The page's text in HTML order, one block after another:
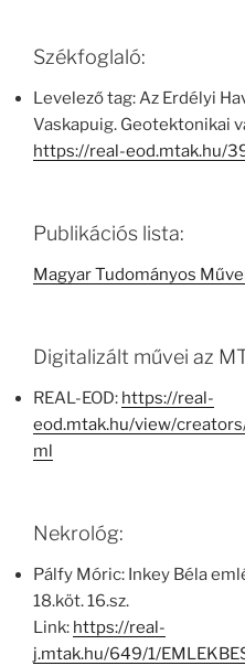
Székfoglaló:
Levelező tag: Az Erdélyi
Vaskapuig. Geotektonikai
https://real-eod.mtak.hu/
Publikációs lista:
Magyar Tudományos
Digitalizált művei az
REAL-EOD: https://real-
eod.mtak.hu/view/
ml
Nekrológ:
Pálfy Móric: Inkey Béla
18.köt. 16.sz.
Link: https://real-
j.mtak.hu/649/1/